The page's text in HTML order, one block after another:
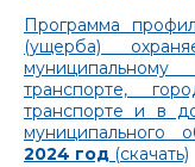
Программа
(ущерба)
транспорте,
транспорте и в
муниципального
2024 год (скачать)